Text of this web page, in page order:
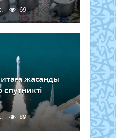
69
жасанды
спутникті
89